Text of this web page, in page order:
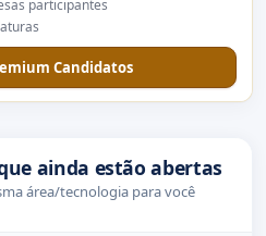
participantes
Candidatos
ainda estão abertas
área/tecnologia para você